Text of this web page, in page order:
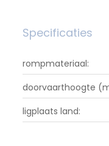
Specificaties
rompmateriaal:
doorvaarthoogte
ligplaats land: